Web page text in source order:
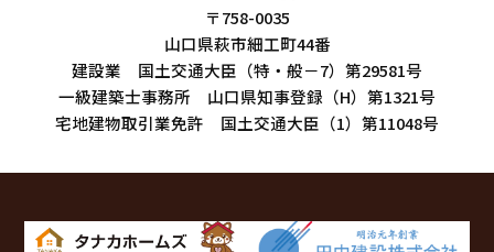
〒758-0035
山口県萩市細工町44番
建設業 国土交通大臣（特・般－7）第29581号
一級建築士事務所 山口県知事登録（H）第1321号
宅地建物取引業免許 国土交通大臣（1）第11048号